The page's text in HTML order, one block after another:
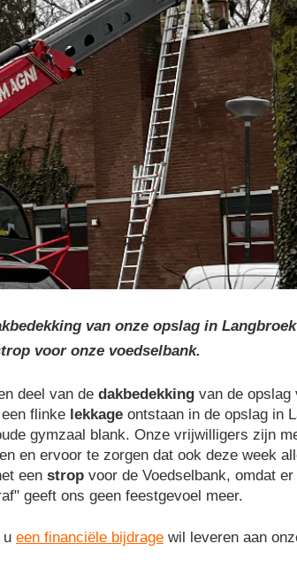
van onze opslag in
voor onze voedselbank.
deel van de dakbedekking van de opslag
flinke lekkage ontstaan in de opslag in
gymzaal blank. Onze vrijwilligers zijn
en ervoor te zorgen dat ook deze week
een strop voor de Voedselbank, omdat
geeft ons geen feestgevoel meer.
u een financiële bijdrage wil leveren aan